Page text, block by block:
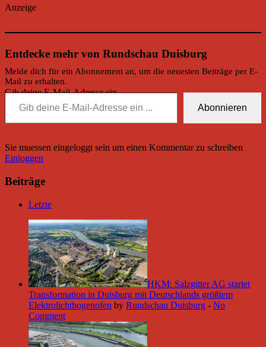
Anzeige
Entdecke mehr von Rundschau Duisburg
Melde dich für ein Abonnement an, um die neuesten Beiträge per E-
Mail zu erhalten.
Gib deine E-Mail-Adresse ein ...
Abonnieren
Sie muessen eingeloggt sein um einen Kommentar zu schreiben
Einloggen
Beiträge
Letzte
HKM: Salzgitter AG startet
Transformation in Duisburg mit Deutschlands größtem
Elektrolichtbogenofen by Rundschau Duisburg - No
Comment